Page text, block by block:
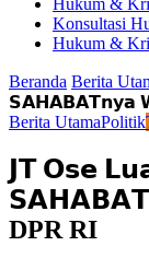
Hukum &
Konsultasi
Hukum &
Beranda Berita
𝗦𝗔𝗛𝗔𝗕𝗔𝗧𝗻𝘆𝗮
Berita UtamaPolitik
𝗝𝗧 𝗢𝘀𝗲
DPR RI